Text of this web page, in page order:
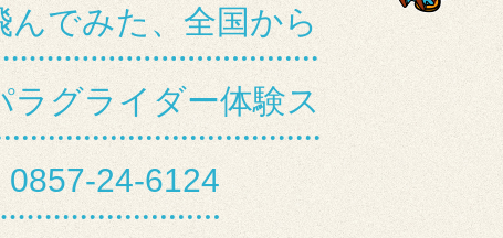
でみた、全国から
グライダー体験ス
24-6124